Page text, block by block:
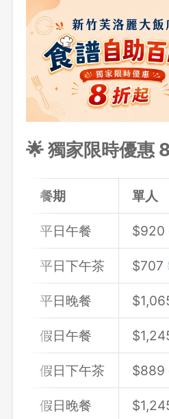
🌟 獨家限時優惠
餐期 單人
平日午餐 $920
平日下午茶 $707
平日晚餐 $
假日午餐 $
假日下午茶 $889
假日晚餐 $